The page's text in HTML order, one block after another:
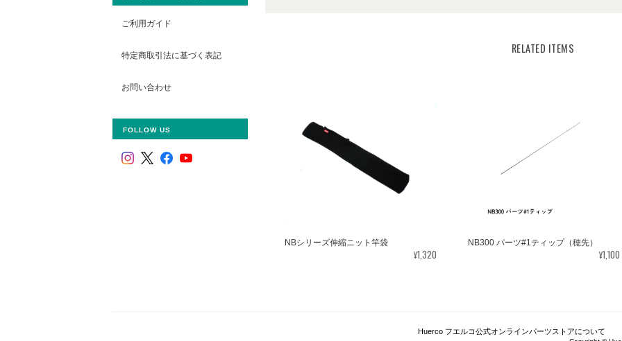
RELATED ITEMS
NBシリーズ伸縮ニット竿袋
¥1,320
NB300 パーツ#1ティップ（穂先）
¥1,100
ご利用ガイド
特定商取引法に基づく表記
お問い合わせ
FOLLOW US
Huerco フエルコ公式オンラインパーツストアについて